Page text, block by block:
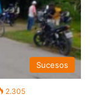
Sucesos
2.305